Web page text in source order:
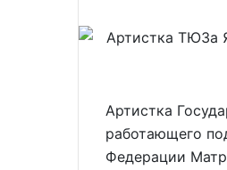
Артистка
работающего
Федерации